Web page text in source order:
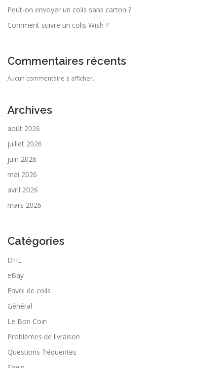
Peut-on envoyer un colis sans carton ?
Comment suivre un colis Wish ?
Commentaires récents
Aucun commentaire à afficher.
Archives
août 2026
juillet 2026
juin 2026
mai 2026
avril 2026
mars 2026
Catégories
DHL
eBay
Envoi de colis
Général
Le Bon Coin
Problèmes de livraison
Questions fréquentes